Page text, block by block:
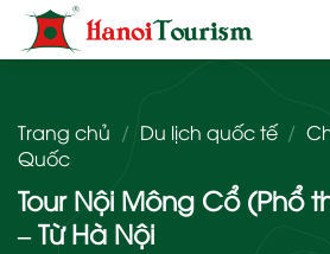
qua
nội
Trang chủ / Du lịch quốc tế /
Quốc
Tour Nội Mông Cổ (Phổ
– Từ Hà Nội